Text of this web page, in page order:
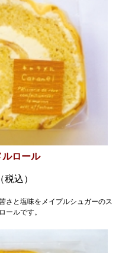
ルロール
税込）
さと塩味をメイプルシュガーのス
ールです。